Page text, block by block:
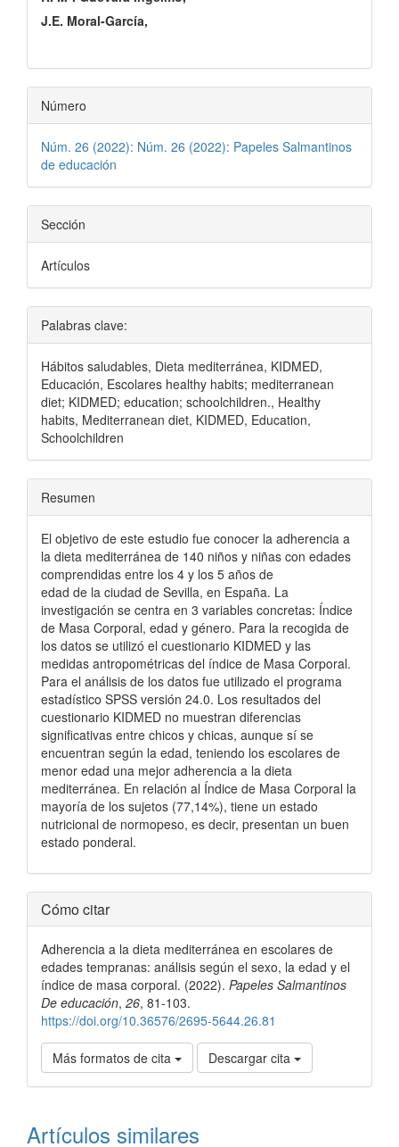
J.E. Moral-García,
Número
Núm. 26 (2022): Núm. 26 (2022): Papeles Salmantinos
de educación
Sección
Artículos
Palabras clave:
Hábitos saludables, Dieta mediterránea, KIDMED,
Educación, Escolares healthy habits; mediterranean
diet; KIDMED; education; schoolchildren., Healthy
habits, Mediterranean diet, KIDMED, Education,
Schoolchildren
Resumen
El objetivo de este estudio fue conocer la adherencia a
la dieta mediterránea de 140 niños y niñas con edades
comprendidas entre los 4 y los 5 años de
edad de la ciudad de Sevilla, en España. La
investigación se centra en 3 variables concretas: Índice
de Masa Corporal, edad y género. Para la recogida de
los datos se utilizó el cuestionario KIDMED y las
medidas antropométricas del índice de Masa Corporal.
Para el análisis de los datos fue utilizado el programa
estadístico SPSS versión 24.0. Los resultados del
cuestionario KIDMED no muestran diferencias
significativas entre chicos y chicas, aunque sí se
encuentran según la edad, teniendo los escolares de
menor edad una mejor adherencia a la dieta
mediterránea. En relación al Índice de Masa Corporal la
mayoría de los sujetos (77,14%), tiene un estado
nutricional de normopeso, es decir, presentan un buen
estado ponderal.
Detalles
del
artículo
Cómo citar
Adherencia a la dieta mediterránea en escolares de
edades tempranas: análisis según el sexo, la edad y el
índice de masa corporal. (2022). Papeles Salmantinos
De educación, 26, 81-103.
https://doi.org/10.36576/2695-5644.26.81
Más formatos de cita Descargar cita
Artículos similares